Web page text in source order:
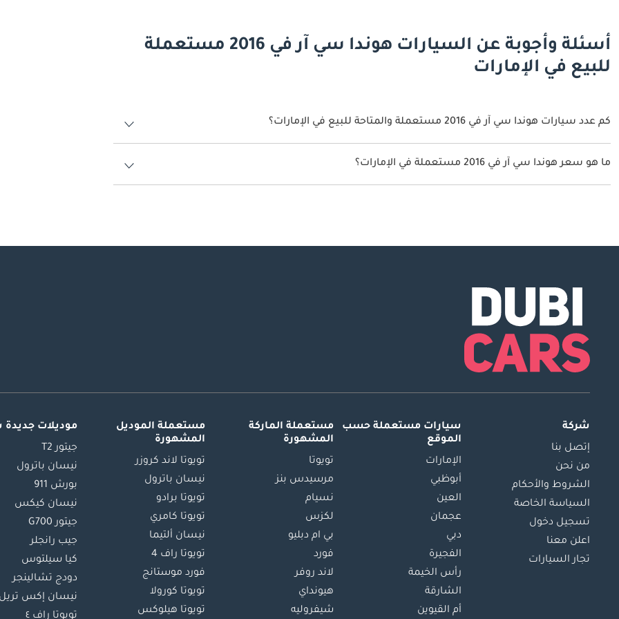
أسئلة وأجوبة عن السيارات هوندا سي آر في 2016 مستعملة
للبيع في الإمارات
كم عدد سيارات هوندا سي آر في 2016 مستعملة والمتاحة للبيع في الإمارات؟
1 سيارة هوندا سي آر في 2016 مستعملة متوفرة للبيع في الإمارات.
ما هو سعر هوندا سي آر في 2016 مستعملة في الإمارات؟
يبدأ سعر سيارة هوندا سي آر في 2016 مستعملة في الإمارات 39,500.
شركة
إتصل بنا
من نحن
الشروط والأحكام
السياسة الخاصة
تسجيل دخول
اعلن معنا
تجار السيارات
سيارات مستعملة حسب
الموقع
الإمارات
أبوظبي
العين
عجمان
دبي
الفجيرة
رأس الخيمة
الشارقة
أم القيوين
مستعملة الماركة
المشهورة
تويوتا
مرسيدس بنز
نسيام
لكزس
بي ام دبليو
فورد
لاند روفر
هيونداي
شيفروليه
مستعملة الموديل
المشهورة
تويوتا لاند كروزر
نيسان باترول
تويوتا برادو
تويوتا كامري
نيسان ألتيما
تويوتا راف 4
فورد موستانج
تويوتا كورولا
تويوتا هيلوكس
موديلات
جيتور T2
نيسان باترول
بورش 911
نيسان كيكس
جيتور G700
جيب رانجلر
كيا سيلتوس
دودج تشالينجر
نيسان إكس تريل
تويوتا راف ٤